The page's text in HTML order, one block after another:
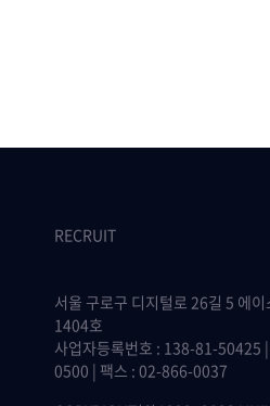
RECRUIT
서울 구로구 디지털로 26길 5 에
1404호
사업자등록번호 : 138-81-50425
0500 | 팩스 : 02-866-0037